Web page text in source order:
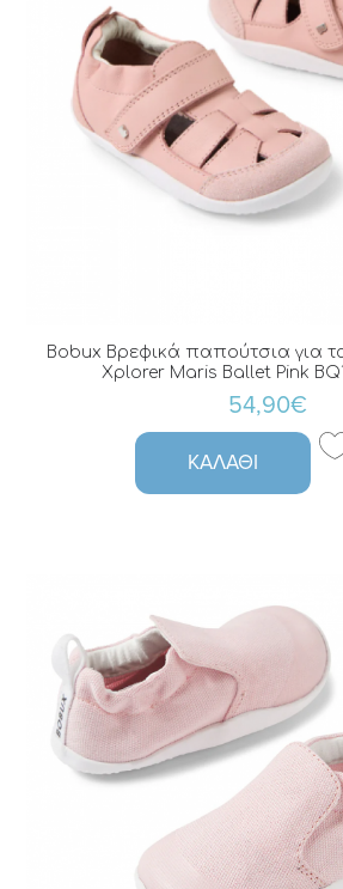
Bobux Βρεφικά παπούτσια για
Xplorer Maris Ballet Pink
54,90€
ΚΑΛΆΘΙ